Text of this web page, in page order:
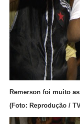
Remerson foi muito
(Foto: Reprodução /